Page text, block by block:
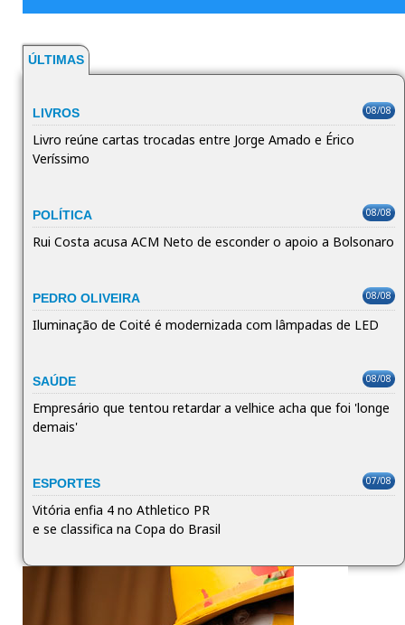
ÚLTIMAS
LIVROS 08/08
Livro reúne cartas trocadas entre Jorge Amado e Érico
Veríssimo
POLÍTICA 08/08
Rui Costa acusa ACM Neto de esconder o apoio a Bolsonaro
PEDRO OLIVEIRA 08/08
Iluminação de Coité é modernizada com lâmpadas de LED
SAÚDE 08/08
Empresário que tentou retardar a velhice acha que foi 'longe
demais'
ESPORTES 07/08
Vitória enfia 4 no Athletico PR
e se classifica na Copa do Brasil